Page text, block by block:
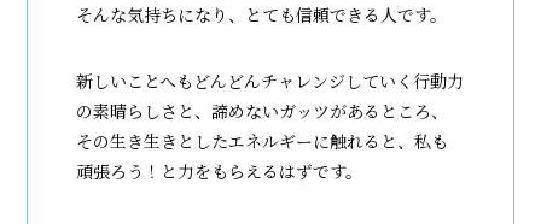
そんな気持ちになり、とても信頼できる人です。
新しいことへもどんどんチャレンジしていく行動力
の素晴らしさと、諦めないガッツがあるところ、
その生き生きとしたエネルギーに触れると、私も
頑張ろう！と力をもらえるはずです。